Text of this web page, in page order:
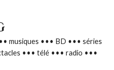
musiques ••• BD ••• séries
••• télé ••• radio •••